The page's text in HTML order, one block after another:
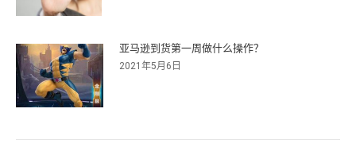
亚马逊到货第一周做什么操作？
2021年5月6日